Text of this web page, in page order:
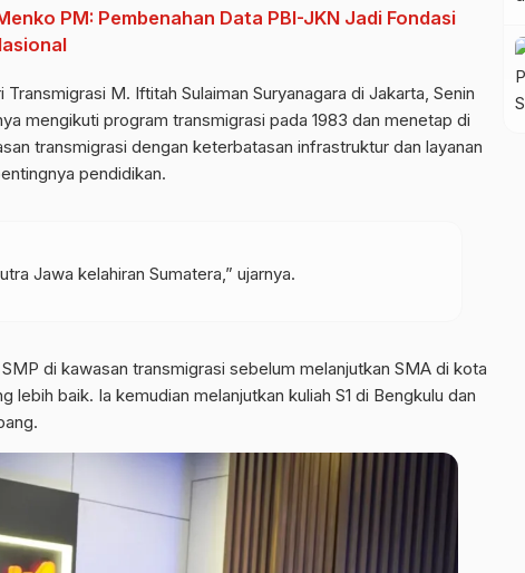
PM: Pembenahan Data PBI-JKN Jadi Fondasi
M. Iftitah Sulaiman Suryanagara di Jakarta, Senin
mengikuti program transmigrasi pada 1983 dan menetap di
transmigrasi dengan keterbatasan infrastruktur dan layanan
pendidikan.
Jawa kelahiran Sumatera,” ujarnya.
di kawasan transmigrasi sebelum melanjutkan SMA di kota
baik. Ia kemudian melanjutkan kuliah S1 di Bengkulu dan